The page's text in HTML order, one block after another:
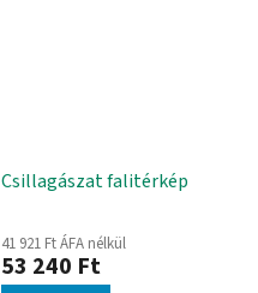
Csillagászat falitérkép
41 921 Ft ÁFA nélkül
53 240 Ft